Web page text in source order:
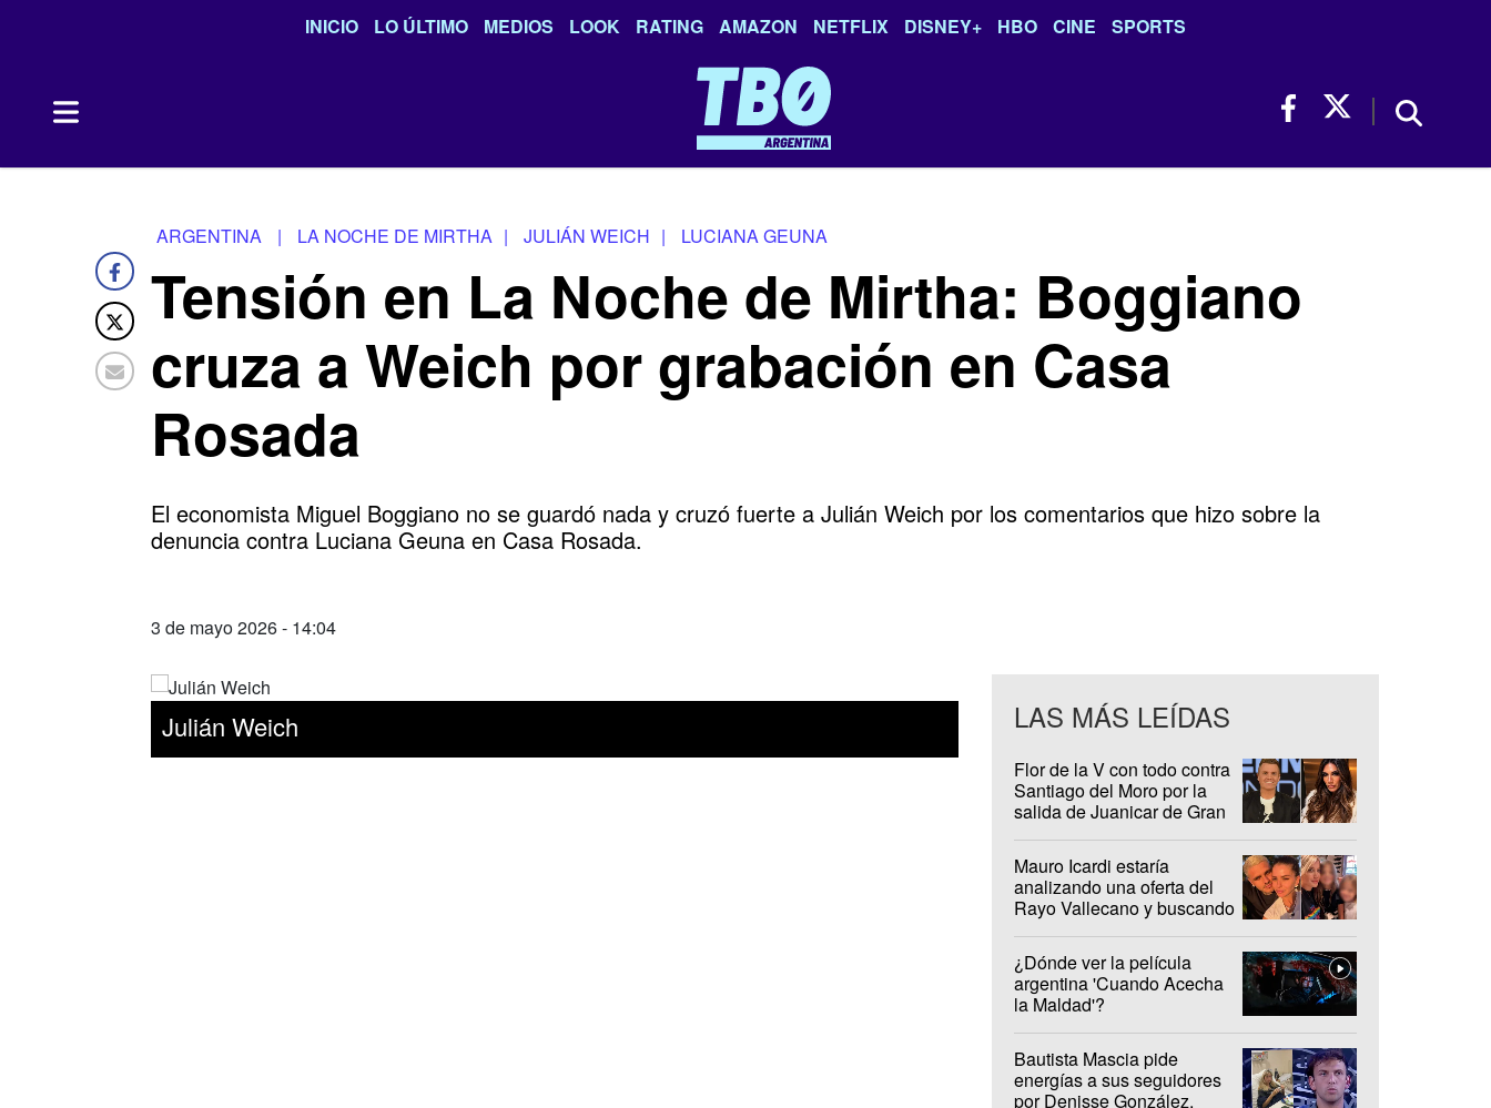
INICIO LO ÚLTIMO MEDIOS LOOK RATING AMAZON NETFLIX DISNEY+ HBO CINE SPORTS
ARGENTINA | LA NOCHE DE MIRTHA | JULIÁN WEICH | LUCIANA GEUNA
Tensión en La Noche de Mirtha: Boggiano
cruza a Weich por grabación en Casa
Rosada
El economista Miguel Boggiano no se guardó nada y cruzó fuerte a Julián Weich por los comentarios que hizo sobre la
denuncia contra Luciana Geuna en Casa Rosada.
3 de mayo 2026 - 14:04
Julián Weich LAS MÁS LEÍDAS
Flor de la V con todo contra
Santiago del Moro por la
salida de Juanicar de Gran
Mauro Icardi estaría
analizando una oferta del
Rayo Vallecano y buscando
¿Dónde ver la película
argentina 'Cuando Acecha
la Maldad'?
Bautista Mascia pide
energías a sus seguidores
por Denisse González,